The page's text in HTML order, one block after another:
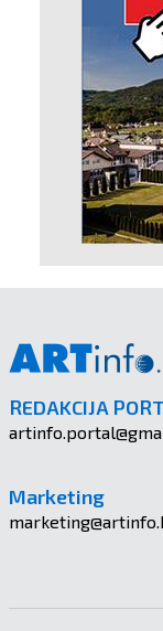
REDAKCIJA
Marketing